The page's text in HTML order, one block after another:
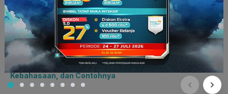
akademik, ilmiah, atau hukum, kalimat denotasi digunakan
untuk menyampaikan temuan atau argumen yang dapat diuji
kebenarannya.
Baca juga:
Pengertian Teks Diskusi, Ciri, Struktur,
Kebahasaan, dan Contohnya